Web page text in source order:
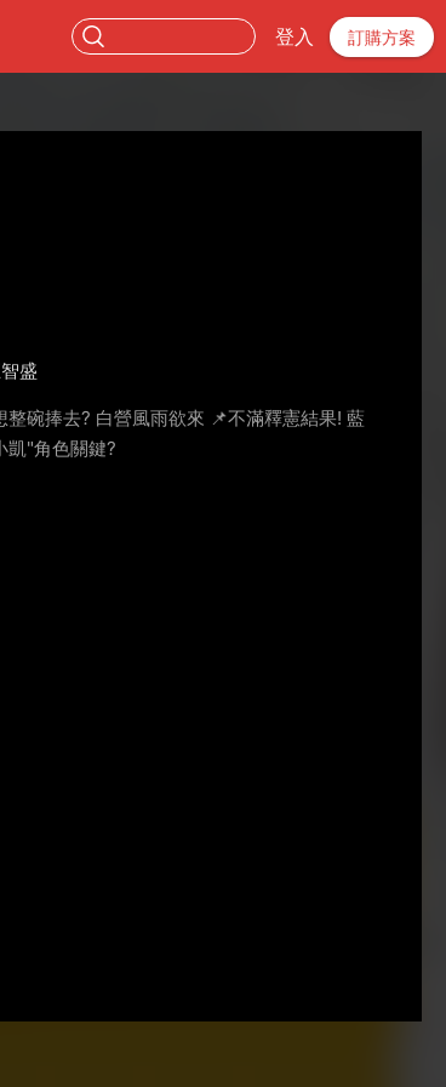
登入 訂購方案
盛
碗捧去? 白營風雨欲來 📌不滿釋憲結果! 藍
凱"角色關鍵?